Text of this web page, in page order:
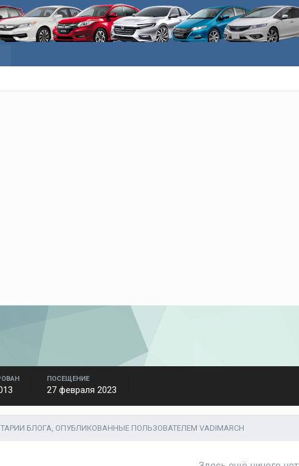
ПОСЕЩЕНИЕ
27 февраля 2023
БЛОГА, ОПУБЛИКОВАННЫЕ ПОЛЬЗОВАТЕЛЕМ VADIMARCH